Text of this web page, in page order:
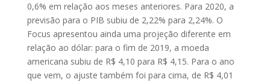
0,6% em relação aos meses anteriores. Para 2020, a
previsão para o PIB subiu de 2,22% para 2,24%. O
Focus apresentou ainda uma projeção diferente em
relação ao dólar: para o fim de 2019, a moeda
americana subiu de R$ 4,10 para R$ 4,15. Para o ano
que vem, o ajuste também foi para cima, de R$ 4,01